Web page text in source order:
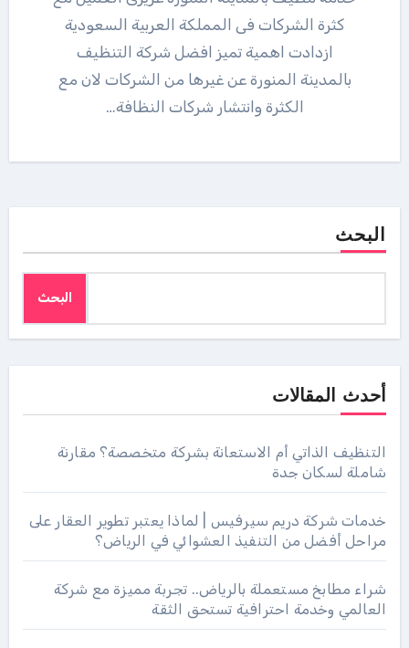
كثرة الشركات فى المملكة العربية السعودية
ازدادت اهمية تميز افضل شركة التنظيف
بالمدينة المنورة عن غيرها من الشركات لان مع
الكثرة وانتشار شركات النظافة…
البحث
البحث
أحدث المقالات
التنظيف الذاتي أم الاستعانة بشركة متخصصة؟ مقارنة
شاملة لسكان جدة
خدمات شركة دريم سيرفيس | لماذا يعتبر تطوير العقار على
مراحل أفضل من التنفيذ العشوائي في الرياض؟
شراء مطابخ مستعملة بالرياض.. تجربة مميزة مع شركة
العالمي وخدمة احترافية تستحق الثقة